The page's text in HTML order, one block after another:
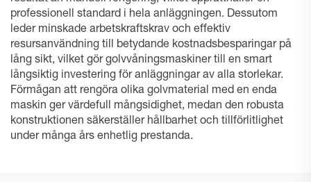
professionell standard i hela anläggningen. Dessutom
leder minskade arbetskraftskrav och effektiv
resursanvändning till betydande kostnadsbesparingar på
lång sikt, vilket gör golvvåningsmaskiner till en smart
långsiktig investering för anläggningar av alla storlekar.
Förmågan att rengöra olika golvmaterial med en enda
maskin ger värdefull mångsidighet, medan den robusta
konstruktionen säkerställer hållbarhet och tillförlitlighet
under många års enhetlig prestanda.